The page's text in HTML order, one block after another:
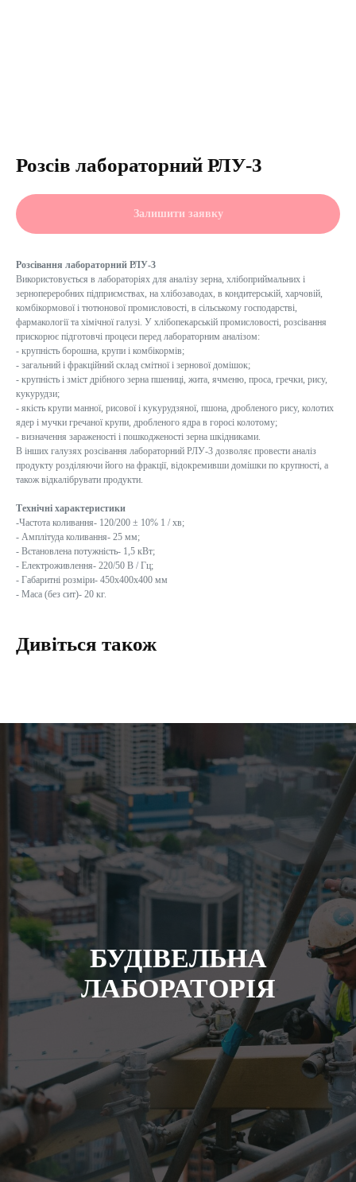
Розсів лабораторний РЛУ-3
Залишити заявку
Розсівання лабораторний РЛУ-3
Використовується в лабораторіях для аналізу зерна, хлібоприймальних і
зернопереробних підприємствах, на хлібозаводах, в кондитерській, харчовій,
комбікормової і тютюнової промисловості, в сільському господарстві,
фармакології та хімічної галузі. У хлібопекарській промисловості, розсівання
прискорює підготовчі процеси перед лабораторним аналізом:
- крупність борошна, крупи і комбікормів;
- загальний і фракційний склад смітної і зернової домішок;
- крупність і зміст дрібного зерна пшениці, жита, ячменю, проса, гречки, рису,
кукурудзи;
- якість крупи манної, рисової і кукурудзяної, пшона, дробленого рису, колотих
ядер і мучки гречаної крупи, дробленого ядра в горосі колотому;
- визначення зараженості і пошкодженості зерна шкідниками.
В інших галузях розсівання лабораторний РЛУ-3 дозволяє провести аналіз
продукту розділяючи його на фракції, відокремивши домішки по крупності, а
також відкалібрувати продукти.
Технічні характеристики
-Частота коливання- 120/200 ± 10% 1 / хв;
- Амплітуда коливання- 25 мм;
- Встановлена потужність- 1,5 кВт;
- Електроживлення- 220/50 В / Гц;
- Габаритні розміри- 450х400х400 мм
- Маса (без сит)- 20 кг.
Дивіться також
БУДIВЕЛЬНА
ЛАБОРАТОРIЯ